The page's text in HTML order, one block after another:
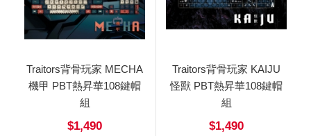
Traitors背骨玩家 MECHA
機甲 PBT熱昇華108鍵帽
組
$1,490
Traitors背骨玩家 KAIJU
怪獸 PBT熱昇華108鍵帽
組
$1,490